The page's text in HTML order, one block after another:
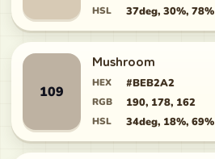
HSL 37deg, 30%, 78%
109
Mushroom
HEX #BEB2A2
RGB 190, 178, 162
HSL 34deg, 18%, 69%